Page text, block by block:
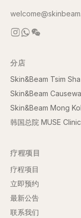
分店
Skin&Beam Tsim
Skin&Beam
Skin&Beam Mong
韩国总院 MUSE Clinic
疗程项目
疗程项目
立即预约
最新公告
联系我们